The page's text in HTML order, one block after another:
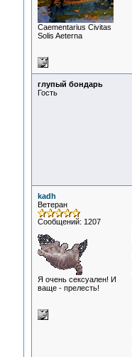
Сaementarius Civitas
Solis Aeterna
глупый бондарь
Гость
kadh
Ветеран
Сообщений: 1207
Я очень сексуален! И
ваще - прелесть!